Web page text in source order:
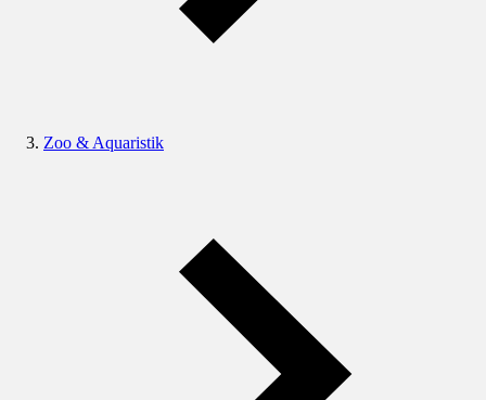
Zoo & Aquaristik